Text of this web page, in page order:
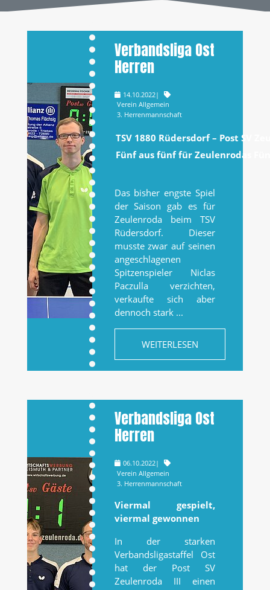
Verbandsliga Ost
Herren
14.10.2022|
Verein Allgemein
3. Herrenmannschaft
TSV 1880 Rüdersdorf – Post SV
Fünf aus fünf für Zeulenrodas
Das bisher engste Spiel
der Saison gab es für
Zeulenroda beim TSV
Rüdersdorf. Dieser
musste zwar auf seinen
angeschlagenen
Spitzenspieler Niclas
Paczulla verzichten,
verkaufte sich aber
dennoch stark ...
WEITERLESEN
Verbandsliga Ost
Herren
06.10.2022|
Verein Allgemein
3. Herrenmannschaft
Viermal gespielt,
viermal gewonnen
In der starken
Verbandsligastaffel Ost
hat der Post SV
Zeulenroda III einen